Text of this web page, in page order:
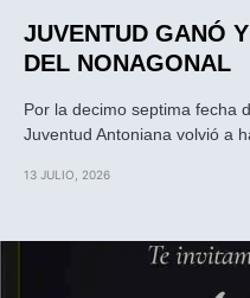
JUVENTUD GANÓ
DEL NONAGONAL
Por la decimo septima fecha
Juventud Antoniana volvió a
13 JULIO, 2026